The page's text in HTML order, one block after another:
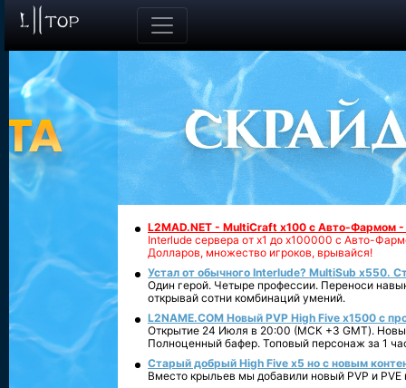
L2MAD.NET - MultiCraft x100 с Авто-Фармом
Interlude сервера от х1 до х100000 с Авто-
Долларов, множество игроков, врывайся!
Устал от обычного Interlude? MultiSub x550.
Один герой. Четыре профессии. Переноси
открывай сотни комбинаций умений.
L2NAME.COM Новый PVP High Five x1500 с
Открытие 24 Июля в 20:00 (МСК +3 GMT).
Полноценный бафер. Топовый персонаж за 1
Старый добрый High Five x5 но с новым
Вместо крыльев мы добавили новый PVP и PVE